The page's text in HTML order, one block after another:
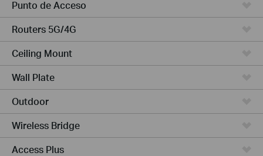
Punto de Acceso
Routers 5G/4G
Ceiling Mount
Wall Plate
Outdoor
Wireless Bridge
Access Plus